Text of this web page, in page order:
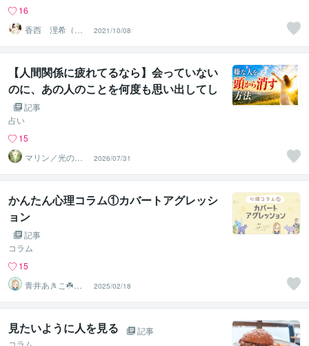
16
香西 浬希（こ
うざい りの）
カウンセラー
2021/10/08
【人間関係に疲れてるなら】会っていない
のに、あの人のことを何度も思い出してし
まう。
記事
占い
15
マリン／光のカ
ウンセラー
2026/07/31
かんたん心理コラム①カバートアグレッシ
ョン
記事
コラム
15
青井あきこ☘️心
の回復所
2025/02/18
見たいように人を見る
記事
コラム